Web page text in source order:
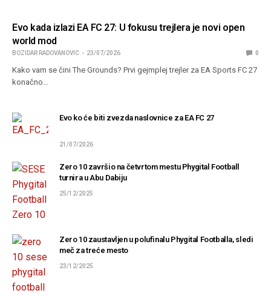
Evo kada izlazi EA FC 27: U fokusu trejlera je novi open
world mod
BOZIDAR RADOVANOVIC 23/07/2026 0
Kako vam se čini The Grounds? Prvi gejmplej trejler za EA Sports FC 27
konačno…
Evo ko će biti zvezda naslovnice za EA FC 27
21/07/2026
Zero 10 završio na četvrtom mestu Phygital Football
turnira u Abu Dabiju
25/12/2025
Zero 10 zaustavljen u polufinalu Phygital Footballa, sledi
meč za treće mesto
23/12/2025